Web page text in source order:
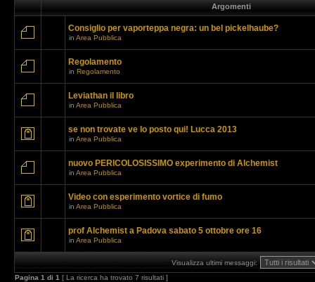
Argomenti
Consiglio per vaporteppa negra: un bel pickelhaube?
in Area Pubblica
Regolamento
in Regolamento
Leviathan il libro
in Area Pubblica
se non trovate ve lo posto qui! Lucca 2013
in Area Pubblica
nuovo PERICOLOSISSIMO experimento di Alchemist
in Area Pubblica
Video con esperimento vortice di fumo
in Area Pubblica
prof Alchemist a Padova sabato 5 ottobre ore 16
in Area Pubblica
Visualizza ultimi messaggi:
Pagina 1 di 1 [ La ricerca ha trovato 7 risultati ]